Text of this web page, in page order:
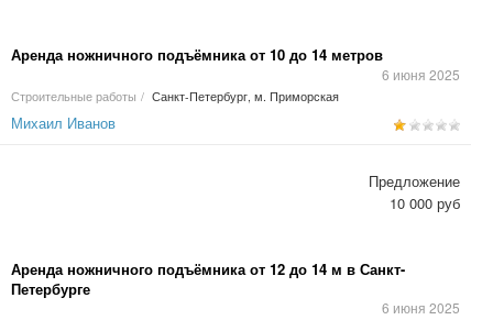
Аренда ножничного подъёмника от 10 до 14 метров
6 июня 2025
Строительные работы / Санкт-Петербург, м. Приморская
Михаил Иванов
Аренда ножничного подъёмника от 12 до 14 м в Санкт-
Петербурге
6 июня 2025
Предложение
10 000 руб